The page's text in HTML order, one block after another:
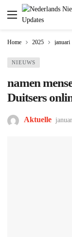
Home 2025 januari
NIEUWS
namen
Duitsers
Aktuelle